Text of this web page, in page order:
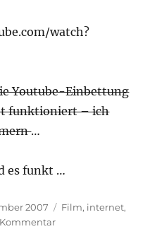
watch?
Youtube-Einbettung
funktioniert – ich
…
es funkt …
2007 Kategorien
Film, internet,
Kommentarzu